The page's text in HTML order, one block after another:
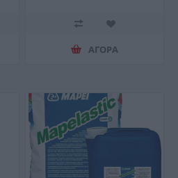
ΑΓΟΡΑ